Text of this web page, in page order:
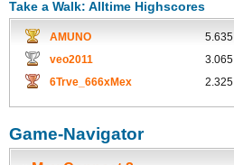
Take a Walk: Alltime Highscores
AMUNO
5.635
veo2011
3.065
6Trve_666xMex
2.325
Game-Navigator